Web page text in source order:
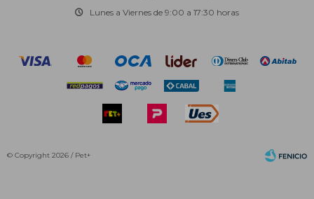
Lunes a Viernes de 9:00 a 17:30 horas
© Copyright 2026 / Pet+